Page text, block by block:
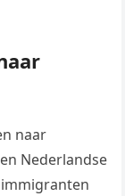
naar
Nederlandse